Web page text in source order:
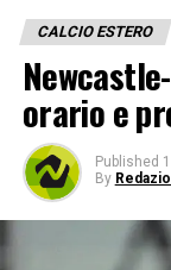
CALCIO ESTERO
orario e
Published
By